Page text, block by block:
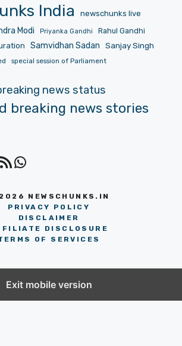
India
newschunks live
Modi Priyanka Gandhi
Rahul Gandhi
Samvidhan Sadan Sanjay Singh
special session of Parliament
news status
breaking news stories
RSS FeedWhatsApp
NEWSCHUNKS.IN
PRIVACY POLICY
DISCLAIMER
DISCLOSURE
OF SERVICES
Exit mobile version